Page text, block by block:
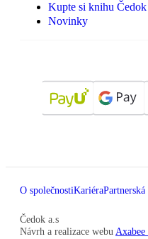
Kupte si knihu Čedok
Novinky
O společnostiKariéraPartnerská
Čedok a.s
Návrh a realizace webu Axabee